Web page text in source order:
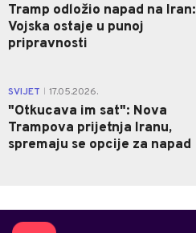
Tramp odložio napad na Iran:
Vojska ostaje u punoj
pripravnosti
SVIJET 17.05.2026.
"Otkucava im sat": Nova
Trampova prijetnja Iranu,
spremaju se opcije za napad